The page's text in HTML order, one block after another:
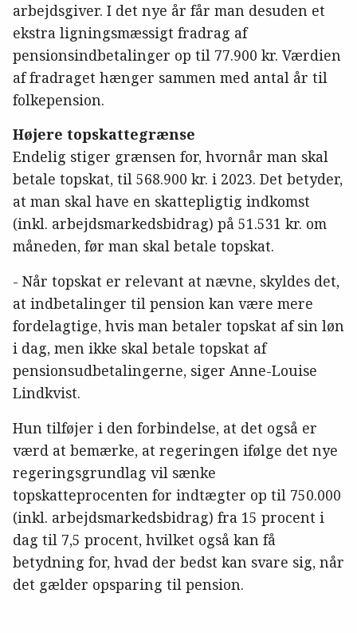
arbejdsgiver. I det nye år får man desuden et
ekstra ligningsmæssigt fradrag af
pensionsindbetalinger op til 77.900 kr. Værdien
af fradraget hænger sammen med antal år til
folkepension.
Højere topskattegrænse
Endelig stiger grænsen for, hvornår man skal
betale topskat, til 568.900 kr. i 2023. Det betyder,
at man skal have en skattepligtig indkomst
(inkl. arbejdsmarkedsbidrag) på 51.531 kr. om
måneden, før man skal betale topskat.
- Når topskat er relevant at nævne, skyldes det,
at indbetalinger til pension kan være mere
fordelagtige, hvis man betaler topskat af sin løn
i dag, men ikke skal betale topskat af
pensionsudbetalingerne, siger Anne-Louise
Lindkvist.
Hun tilføjer i den forbindelse, at det også er
værd at bemærke, at regeringen ifølge det nye
regeringsgrundlag vil sænke
topskatteprocenten for indtægter op til 750.000
(inkl. arbejdsmarkedsbidrag) fra 15 procent i
dag til 7,5 procent, hvilket også kan få
betydning for, hvad der bedst kan svare sig, når
det gælder opsparing til pension.